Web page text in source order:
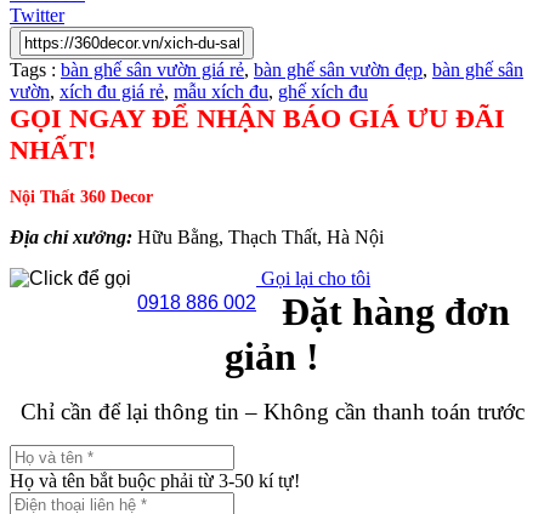
Twitter
Tags : bàn ghế sân vườn giá rẻ, bàn ghế sân vườn đẹp, bàn ghế sân
vườn, xích đu giá rẻ, mẫu xích đu, ghế xích đu
GỌI NGAY ĐỂ NHẬN BÁO GIÁ ƯU ĐÃI
NHẤT!
Nội Thất 360 Decor
Địa chỉ xưởng: Hữu Bằng, Thạch Thất, Hà Nội
0918 886 002
Gọi lại cho tôi
Đặt hàng đơn
giản !
Chỉ cần để lại thông tin – Không cần thanh toán trước
Họ và tên bắt buộc phải từ 3-50 kí tự!